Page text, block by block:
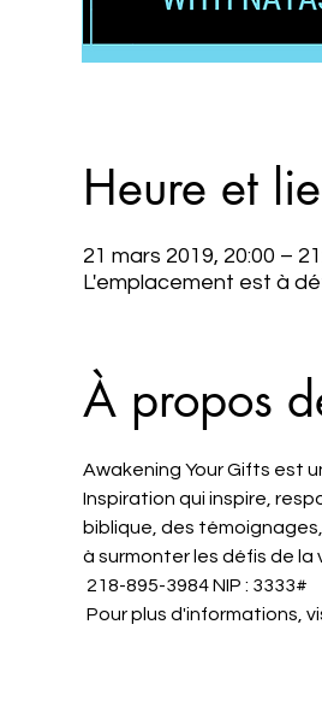
Heure et
21 mars 2019, 20:00 –
L'emplacement est à
À propos
Awakening Your Gifts est
Inspiration qui inspire,
biblique, des
à surmonter les défis de la
218-895-3984 NIP : 3333#
Pour plus d'informations,